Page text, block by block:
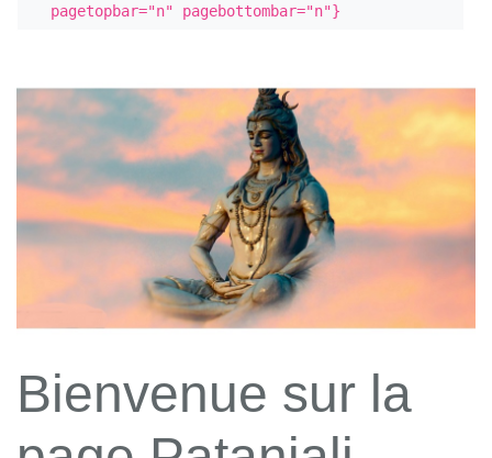
pagetopbar="n" pagebottombar="n"}
Bienvenue sur la